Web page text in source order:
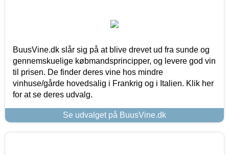
BuusVine.dk slår sig på at blive drevet ud fra sunde og
gennemskuelige købmandsprincipper, og levere god vin
til prisen. De finder deres vine hos mindre
vinhuse/gårde hovedsalig i Frankrig og i Italien. Klik her
for at se deres udvalg.
Se udvalget på BuusVine.dk